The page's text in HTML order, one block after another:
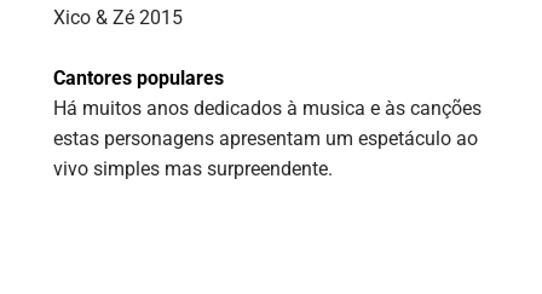
Xico & Zé 2015
Cantores populares
Há muitos anos dedicados à musica e às canções
estas personagens apresentam um espetáculo ao
vivo simples mas surpreendente.